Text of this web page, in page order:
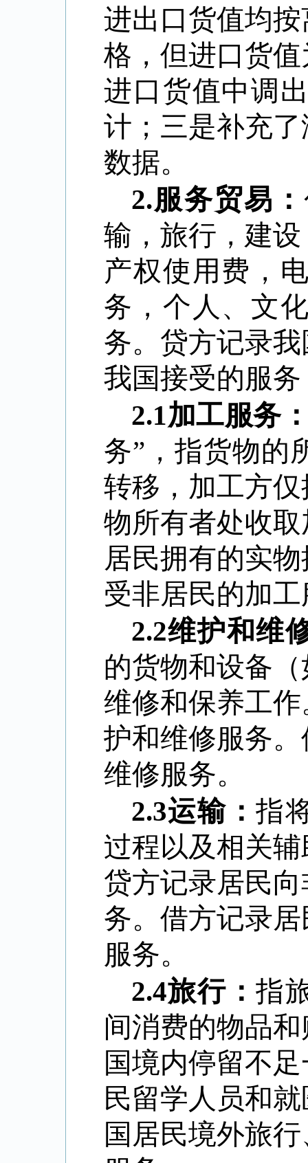
进出口货值均
格，但进口货
进口货值中调
计；三是补充
数据。
2.服务贸易：
输，旅行，建
产权使用费，
务，个人、文
务。贷方记录
我国接受的服
2.1加工服务
务”，指货物的
转移，加工方
物所有者处收
居民拥有的实
受非居民的加
2.2维护和维
的货物和设备
维修和保养工
护和维修服务
维修服务。
2.3运输：指
过程以及相关
贷方记录居民
务。借方记录
服务。
2.4旅行：指
间消费的物品
国境内停留不
民留学人员和
国居民境外旅